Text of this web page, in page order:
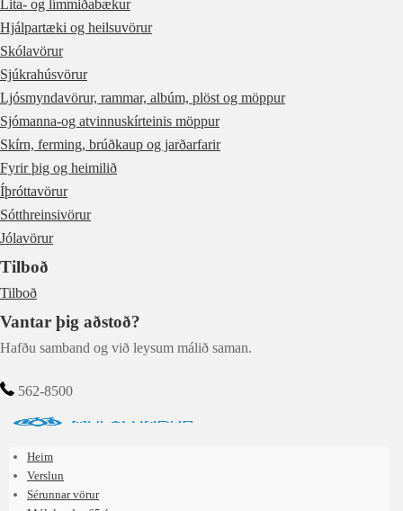
Lita- og límmiðabækur
Hjálpartæki og heilsuvörur
Skólavörur
Sjúkrahúsvörur
Ljósmyndavörur, rammar, albúm, plöst og möppur
Sjómanna-og atvinnuskírteinis möppur
Skírn, ferming, brúðkaup og jarðarfarir
Fyrir þig og heimilið
Íþróttavörur
Sótthreinsivörur
Jólavörur
Tilboð
Tilboð
Vantar þig aðstoð?
Hafðu samband og við leysum málið saman.
562-8500
Heim
Verslun
Sérunnar vörur